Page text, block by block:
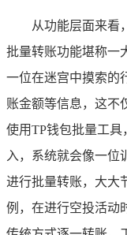
从功能层面来看
批量转账功能堪称一
一位在迷宫中摸索的
账金额等信息，这不
使用TP钱包批量工
入，系统就会像一位
进行批量转账，大大
例，在进行空投活动